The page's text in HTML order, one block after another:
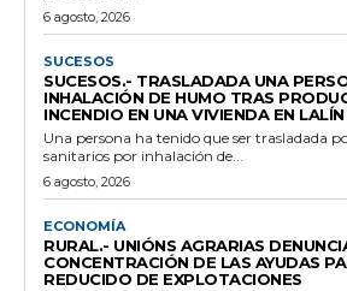
6 agosto, 2026
SUCESOS
SUCESOS.- TRASLADADA UNA
INHALACIÓN DE HUMO TRAS
INCENDIO EN UNA VIVIENDA EN LALÍN
Una persona ha tenido que ser trasladada
sanitarios por inhalación de...
6 agosto, 2026
ECONOMÍA
RURAL.- UNIÓNS AGRARIAS
CONCENTRACIÓN DE LAS AYUDAS
REDUCIDO DE EXPLOTACIONES